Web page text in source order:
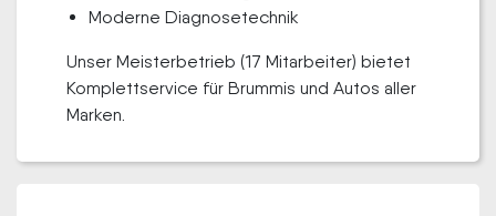
Moderne Diagnosetechnik
Unser Meisterbetrieb (17 Mitarbeiter) bietet
Komplettservice für Brummis und Autos aller
Marken.